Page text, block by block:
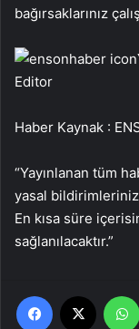
bağırsaklarınız
Editor
Haber Kaynak :
“Yayınlanan tüm
yasal
En kısa süre
sağlanılacaktır.”
Facebook